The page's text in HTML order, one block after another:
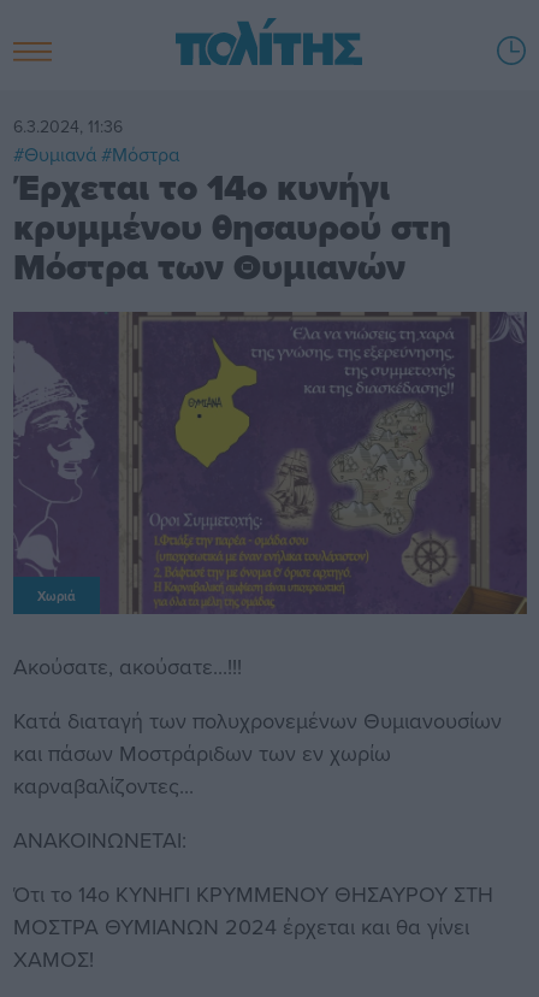
6.3.2024, 11:36
#Θυμιανά #Μόστρα
Έρχεται το 14ο κυνήγι
κρυμμένου θησαυρού στη
Μόστρα των Θυμιανών
Χωριά
Ακούσατε, ακούσατε...!!!
Κατά διαταγή των πολυχρονεμένων Θυμιανουσίων
και πάσων Μοστράριδων των εν χωρίω
καρναβαλίζοντες...
ΑΝΑΚΟΙΝΩΝΕΤΑΙ:
Ότι το 14ο ΚΥΝΗΓΙ ΚΡΥΜΜΕΝΟΥ ΘΗΣΑΥΡΟΥ ΣΤΗ
ΜΟΣΤΡΑ ΘΥΜΙΑΝΩΝ 2024 έρχεται και θα γίνει
ΧΑΜΟΣ!